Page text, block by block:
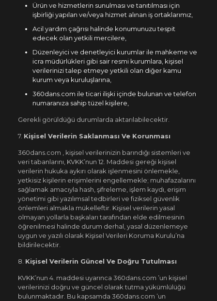
Ürün ve hizmetlerin sunulması ve tanıtılması için
işbirliği yapılan ve/veya hizmet alınan iş ortaklarımız,
Acil yardım çağrısı halinde konumunuzu tespit
edecek olan yetkili mercilere,
Düzenleyici ve denetleyici kurumlar ile mahkeme ve
icra müdürlükleri gibi sair resmi kurumlara, kişisel
verilerinizi talep etmeye yetkili olan diğer kamu
kurum veya kuruluşlarına,
360dans.com ile ticari ilişki içinde bulunan ve telefon
numaranıza sahip tüzel kişilere,
Gerekli görüldüğü durumlarda aktarılabilecektir.
7. Kişisel Verilerin Saklanması Ve Korunması
360dans.com , kişisel verilerinizin barındığı sistemleri ve
veri tabanlarını, KVKK’nun 12. Maddesi gereği kişisel
verilerin hukuka aykırı olarak işlenmesini önlemekle,
yetkisiz kişilerin erişimlerini engellemekle; muhafazalarını
sağlamak amacıyla hash, şifreleme, işlem kaydı, erişim
yönetimi gibi yazılımsal tedbirleri ve fiziksel güvenlik
önlemleri almakla mükelleftir. Kişisel verilerin yasal
olmayan yollarla başkaları tarafından elde edilmesinin
öğrenilmesi halinde durum derhal, yasal düzenlemeye
uygun ve yazılı olarak Kişisel Verileri Koruma Kurulu’na
bildirilecektir.
8. Kişisel Verilerin Güncel Ve Doğru Tutulması
KVKK’nun 4. maddesi uyarınca 360dans.com ’un kişisel
verilerinizi doğru ve güncel olarak tutma yükümlülüğü
bulunmaktadır. Bu kapsamda 360dans.com ’un